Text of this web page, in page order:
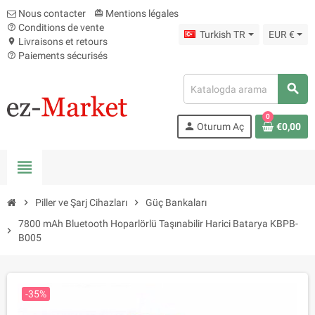
Nous contacter card_giftcard Mentions légales
help_outline Conditions de vente
location_on Livraisons et retours
help_outline Paiements sécurisés
Turkish TR EUR €
search
person Oturum Aç
0
€0,00
view_headline
chevron_right Piller ve Şarj Cihazları chevron_right Güç Bankaları
chevron_right
7800 mAh Bluetooth Hoparlörlü Taşınabilir Harici Batarya KBPB-
B005
-35%